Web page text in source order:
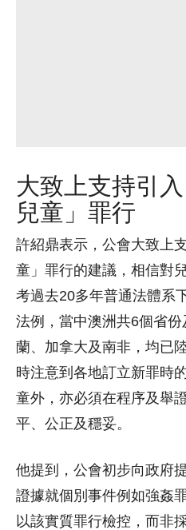
大致上支持引
兒童」罪行
許紹鼎表示，公會大致上
童」罪行的建議，相信對
考過去20多年普通法體系
法例，當中澳洲共6個省
蘭、加拿大及南非，均已
時注意到各地訂立新罪時
童外，亦必須在程序及舉
平、公正及穩妥。
他提到，公會初步向政府
證據就個別事件例如強姦
以該實質罪行檢控，而非